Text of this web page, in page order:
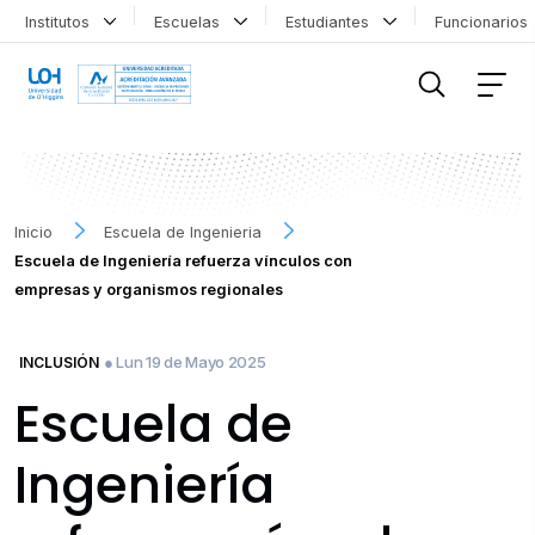
Institutos Escuelas Estudiantes
Inicio
Escuela de Ingenieria
Escuela de Ingeniería refuerza vínculos con
empresas y organismos regionales
INCLUSIÓN ● Lun 19 de Mayo 2025
Escuela de
Ingeniería